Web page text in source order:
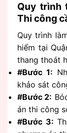
Quy trình
Thi công
Quy trình
hiểm tại
thang thoát
#Bước 1:
khảo sát
#Bước 2:
án thi công
#Bước 3: